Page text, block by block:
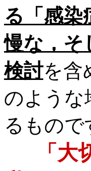
る「感染
慢な，そ
検討を含
のような
るもので
「